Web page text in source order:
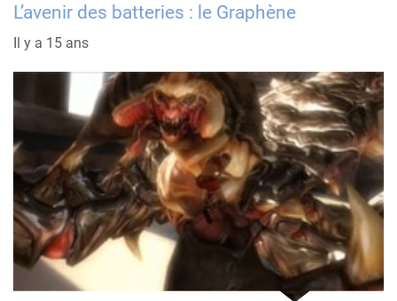
L’avenir des batteries : le Graphène
Il y a 15 ans